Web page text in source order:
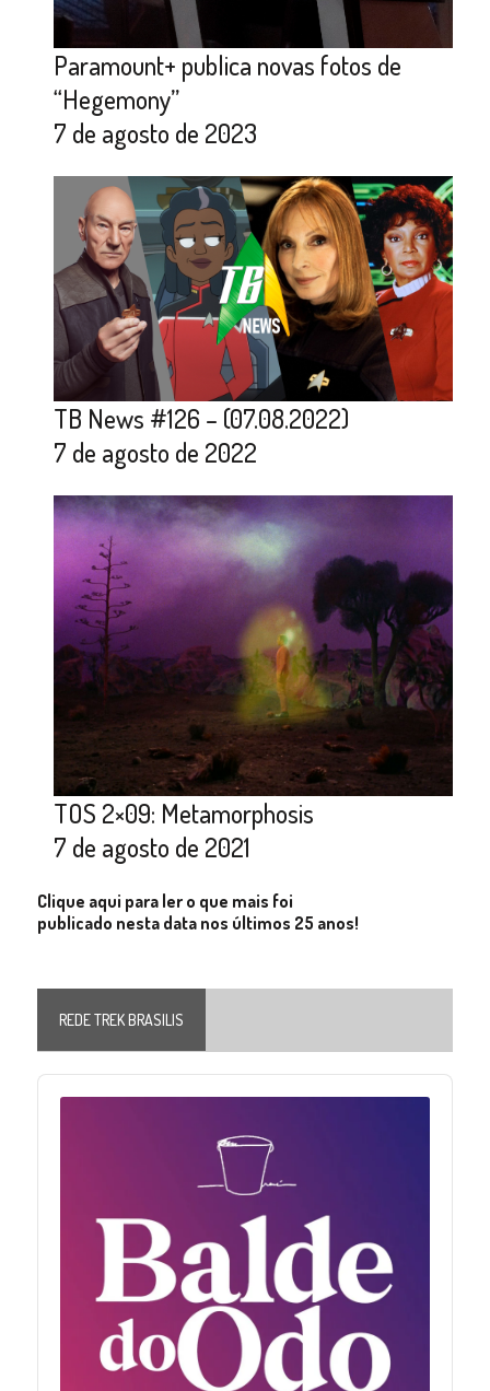
Paramount+ publica novas fotos de
“Hegemony”
7 de agosto de 2023
TB News #126 – (07.08.2022)
7 de agosto de 2022
TOS 2×09: Metamorphosis
7 de agosto de 2021
Clique aqui para ler o que mais foi
publicado nesta data nos últimos 25 anos!
REDE TREK BRASILIS
Audio
Player